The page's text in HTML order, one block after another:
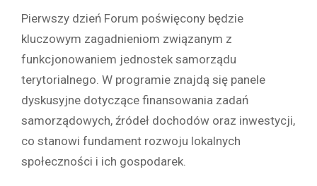
Pierwszy dzień Forum poświęcony będzie
kluczowym zagadnieniom związanym z
funkcjonowaniem jednostek samorządu
terytorialnego. W programie znajdą się panele
dyskusyjne dotyczące finansowania zadań
samorządowych, źródeł dochodów oraz inwestycji,
co stanowi fundament rozwoju lokalnych
społeczności i ich gospodarek.